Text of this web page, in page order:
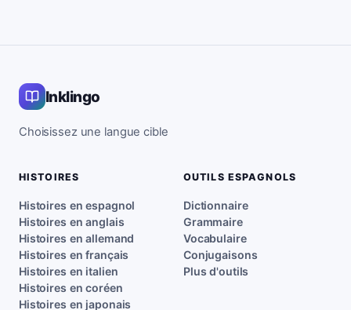
Inklingo
Choisissez une langue cible
HISTOIRES
Histoires en espagnol
Histoires en anglais
Histoires en allemand
Histoires en français
Histoires en italien
Histoires en coréen
Histoires en japonais
OUTILS ESPAGNOLS
Dictionnaire
Grammaire
Vocabulaire
Conjugaisons
Plus d'outils